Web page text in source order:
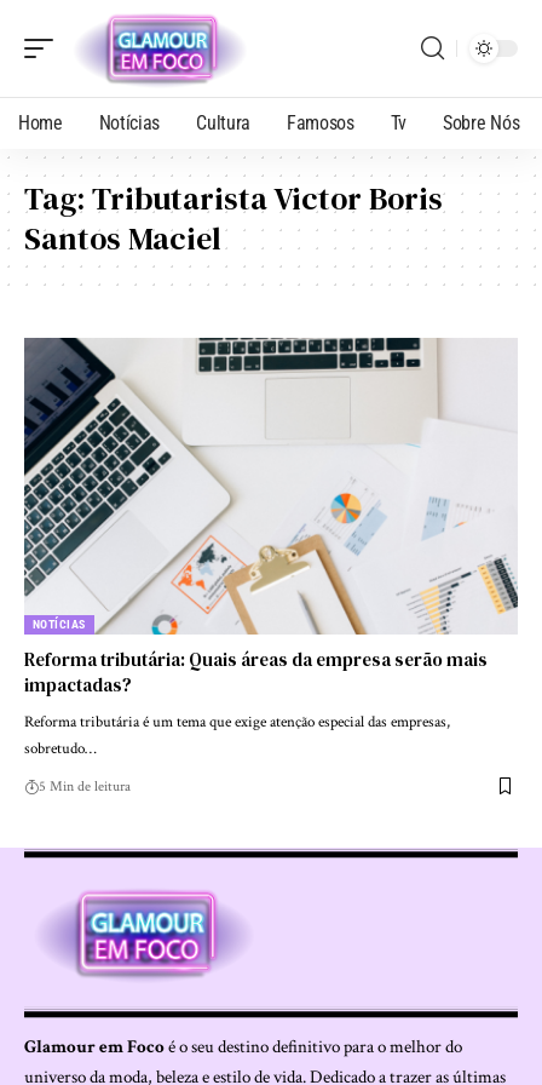
Home Notícias Cultura Famosos Tv Sobre Nós
Tag:Tributarista Victor Boris
Santos Maciel
NOTÍCIAS
Reforma tributária: Quais áreas da empresa serão mais
impactadas?
Reforma tributária é um tema que exige atenção especial das empresas,
sobretudo…
5 Min de leitura
Glamour em Focoé o seu destino definitivo para o melhor do
universo da moda, beleza e estilo de vida. Dedicado a trazer as últimas